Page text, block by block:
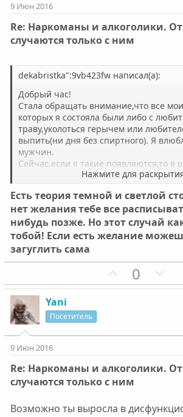
н
ы
г
л
о
с
в
н
л
о
с
9 Июн 2016
Re: Наркоманы и алкоголики.
случаются только с ним
dekabristka":9vb423fw написал(а):
Добрый час!
Стала обращать внимание,что все
которых я состояла были либо с
траву,уколоться герычем или
выпить(ни дня без спиртного). Я
мужчин.
Сейчас,если я такие появляются,то я
незамедлительно,так как понимаю
пристрастия.
У меня вопрос к аудитории,почему я
эмоционально холодных,либо
Вы скажете что я соза.....но если бы я
кайфовала бы от того что спасаю иХ. а
шарахаюсь и ухожу.
Но хочу чтобы это притяжение
полюбила нормального парня,без
травке
Нажмите для
Есть теория темной и светлой
нет желания тебе все
нибудь позже. Но этот случай
тобой! Если есть желание
загуглить сама
П
о
т
н
ы
й
0
е
т
в
н
й
Yani
Посетитель
9 Июн 2016
Re: Наркоманы и алкоголики.
случаются только с ним
Возможно ты выросла в